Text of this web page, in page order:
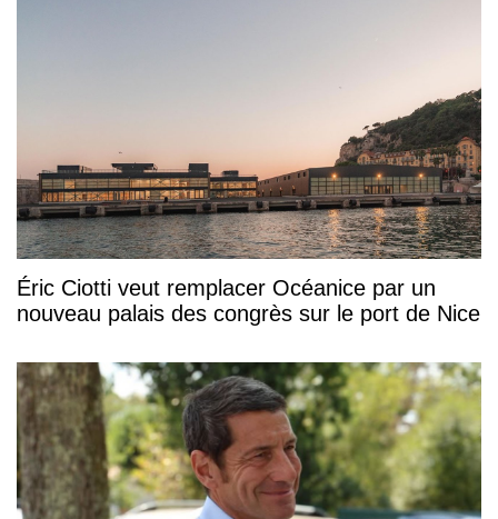
Éric Ciotti veut remplacer Océanice par un
nouveau palais des congrès sur le port de Nice